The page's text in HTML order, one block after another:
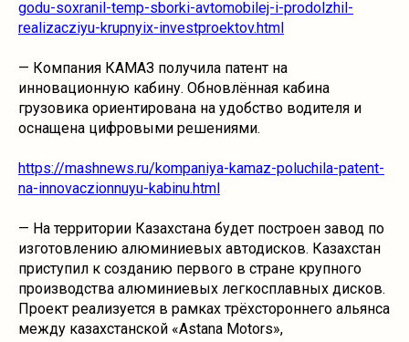
godu-soxranil-temp-sborki-avtomobilej-i-prodolzhil-
realizacziyu-krupnyix-investproektov.html
— Компания КАМАЗ получила патент на
инновационную кабину. Обновлённая кабина
грузовика ориентирована на удобство водителя и
оснащена цифровыми решениями.
https://mashnews.ru/kompaniya-kamaz-poluchila-patent-
na-innovaczionnuyu-kabinu.html
— На территории Казахстана будет построен завод по
изготовлению алюминиевых автодисков. Казахстан
приступил к созданию первого в стране крупного
производства алюминиевых легкосплавных дисков.
Проект реализуется в рамках трёхстороннего альянса
между казахстанской «Astana Motors»,